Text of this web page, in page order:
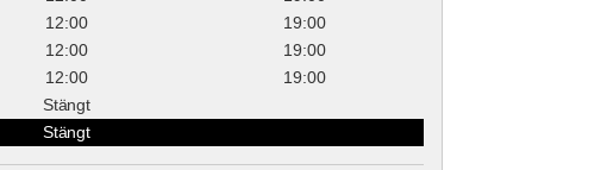
12:00
19:00
12:00
19:00
12:00
19:00
Stängt
Stängt